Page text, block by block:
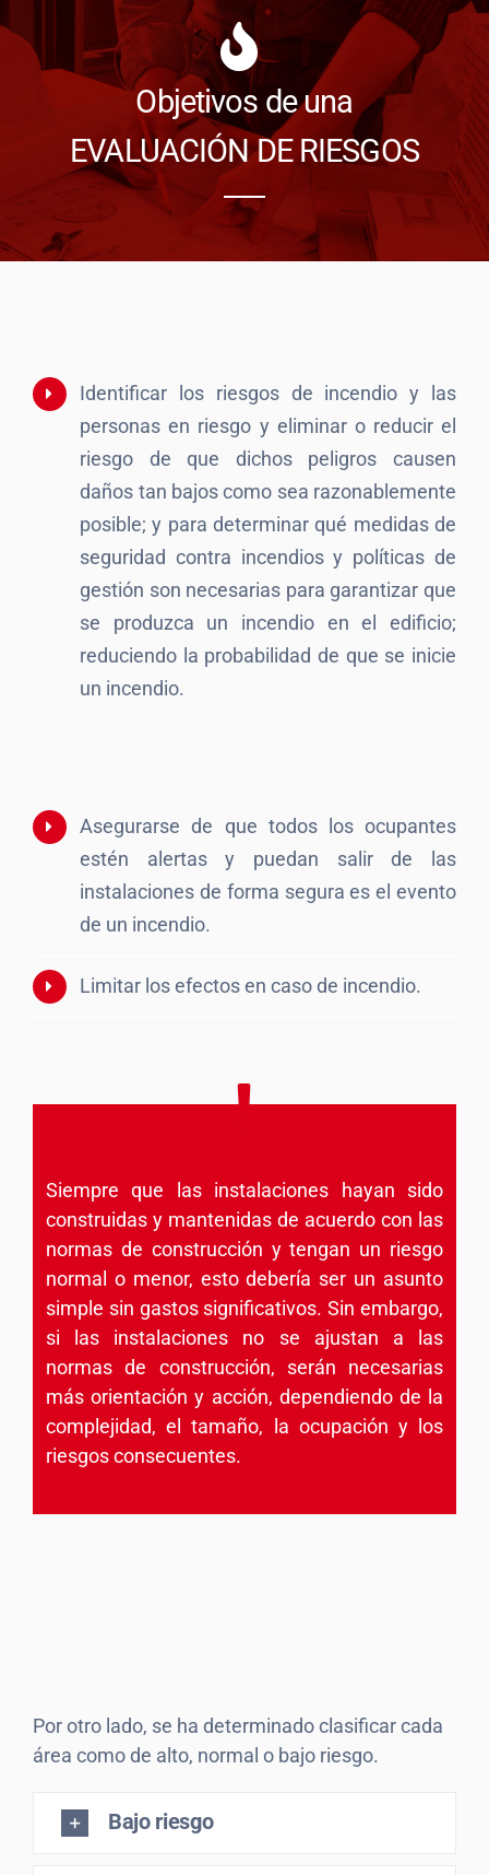
Objetivos de una
EVALUACIÓN DE RIESGOS
Identificar los riesgos de incendio y las
personas en riesgo y eliminar o reducir el
riesgo de que dichos peligros causen
daños tan bajos como sea razonablemente
posible; y para determinar qué medidas de
seguridad contra incendios y políticas de
gestión son necesarias para garantizar que
se produzca un incendio en el edificio;
reduciendo la probabilidad de que se inicie
un incendio.
Asegurarse de que todos los ocupantes
estén alertas y puedan salir de las
instalaciones de forma segura es el evento
de un incendio.
Limitar los efectos en caso de incendio.
Siempre que las instalaciones hayan sido
construidas y mantenidas de acuerdo con las
normas de construcción y tengan un riesgo
normal o menor, esto debería ser un asunto
simple sin gastos significativos. Sin embargo,
si las instalaciones no se ajustan a las
normas de construcción, serán necesarias
más orientación y acción, dependiendo de la
complejidad, el tamaño, la ocupación y los
riesgos consecuentes.
Por otro lado, se ha determinado clasificar cada
área como de alto, normal o bajo riesgo.
Bajo riesgo